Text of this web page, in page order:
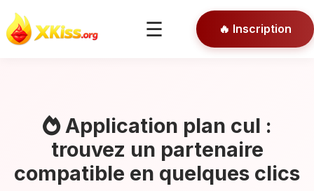
☰
🎯 Conseils
🔒 Connexion
🔥 Inscription
Application plan cul :
trouvez un partenaire
compatible en quelques clics